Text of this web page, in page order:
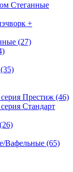
Стеганные
+
(27)
Престиж (46)
Стандарт
Вафельные (65)